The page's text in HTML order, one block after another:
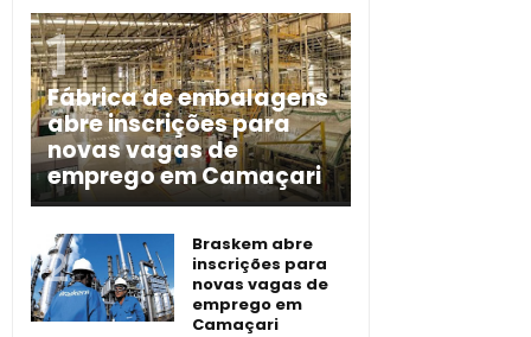
Fábrica de embalagens
abre inscrições para
novas vagas de
emprego em Camaçari
Braskem abre
inscrições para
novas vagas de
emprego em
Camaçari